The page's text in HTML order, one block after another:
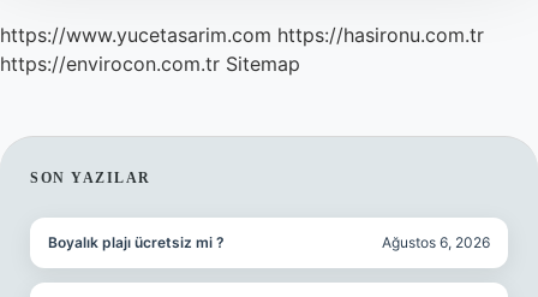
https://www.yucetasarim.com https://hasironu.com.tr
https://envirocon.com.tr Sitemap
SIDEBAR
SON YAZILAR
Boyalık plajı ücretsiz mi ? Ağustos 6, 2026